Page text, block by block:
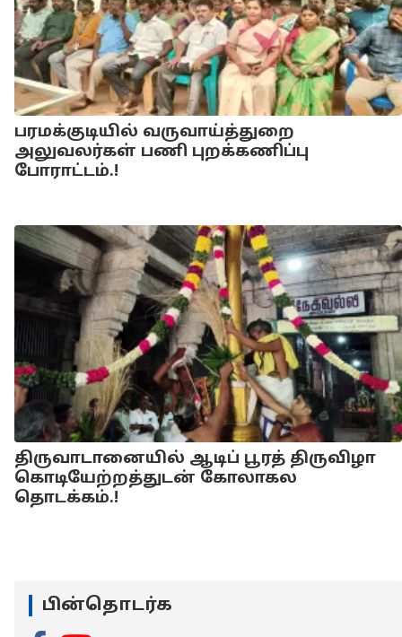
பரமக்குடியில் வருவாய்த்துறை
அலுவலர்கள் பணி புறக்கணிப்பு
போராட்டம்.!
திருவாடானையில் ஆடிப் பூரத் திருவிழா
கொடியேற்றத்துடன் கோலாகல
தொடக்கம்.!
பின்தொடர்க